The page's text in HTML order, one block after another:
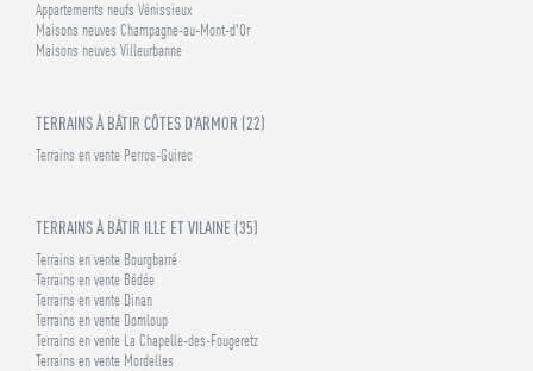
Appartements neufs Vénissieux
Maisons neuves Champagne-au-Mont-d'Or
Maisons neuves Villeurbanne
TERRAINS À BÂTIR CÔTES D'ARMOR (22)
Terrains en vente Perros-Guirec
TERRAINS À BÂTIR ILLE ET VILAINE (35)
Terrains en vente Bourgbarré
Terrains en vente Bédée
Terrains en vente Dinan
Terrains en vente Domloup
Terrains en vente La Chapelle-des-Fougeretz
Terrains en vente Mordelles